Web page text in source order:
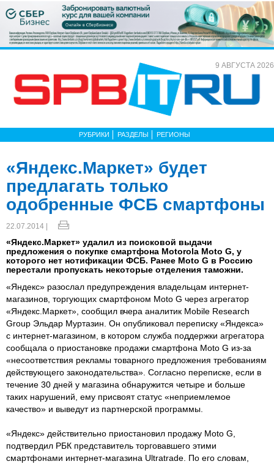
9 АВГУСТА 2026
РУБРИКИ РАЗДЕЛЫ РЕГИОНЫ
«Яндекс.Маркет» будет
предлагать только
одобренные ФСБ смартфоны
22.07.2014 |
«Яндекс.Маркет» удалил из поисковой выдачи
предложения о покупке смартфона Motorola Moto G, у
которого нет нотификации ФСБ. Ранее Moto G в Россию
перестали пропускать некоторые отделения таможни.
«Яндекс» разослал предупреждения владельцам интернет-
магазинов, торгующих смартфоном Moto G через агрегатор
«Яндекс.Маркет», сообщил вчера аналитик Mobile Research
Group Эльдар Муртазин. Он опубликовал переписку «Яндекса»
с интернет-магазином, в котором служба поддержки агрегатора
сообщала о приостановке продажи смартфона Moto G из-за
«несоответствия рекламы товарного предложения требованиям
действующего законодательства». Согласно переписке, если в
течение 30 дней у магазина обнаружится четыре и больше
таких нарушений, ему присвоят статус «неприемлемое
качество» и выведут из партнерской программы.
«Яндекс» действительно приостановил продажу Moto G,
подтвердил РБК представитель торговавшего этими
смартфонами интернет-магазина Ultratrade. По его словам,